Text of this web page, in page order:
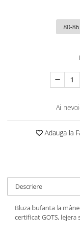
Ai
Adauga la
Descriere
Bluza bufanta la
certificat GOTS,